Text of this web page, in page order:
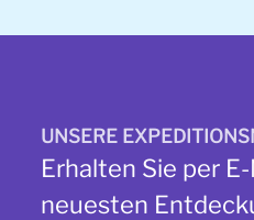
UNSERE
Erhalten Sie per
neuesten